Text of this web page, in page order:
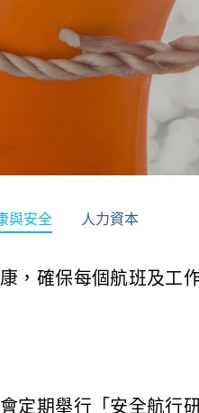
與安全(目前頁面)
人力資本
，確保每個航班及工
定期舉行「安全航行